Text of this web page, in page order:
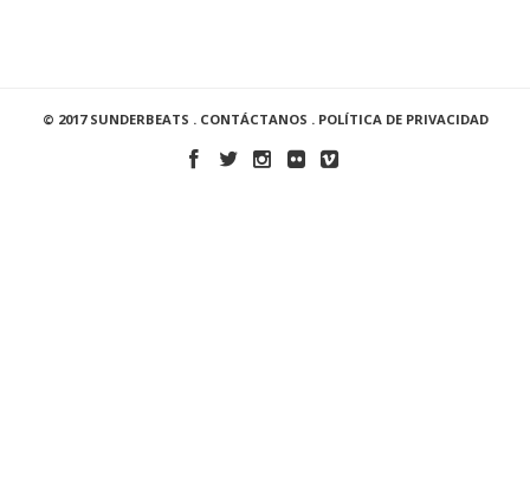
© 2017 SUNDERBEATS . CONTÁCTANOS . POLÍTICA DE PRIVACIDAD